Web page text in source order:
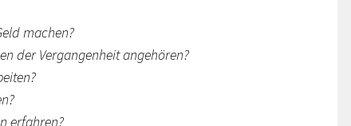
machen?
der Vergangenheit angehören?
erfahren?